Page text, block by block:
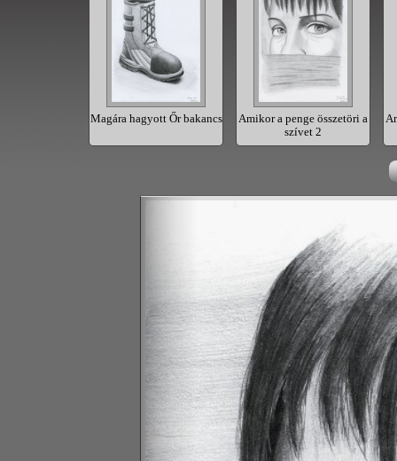
Magára hagyott Őr bakancs
Amikor a penge összetöri a
szívet 2